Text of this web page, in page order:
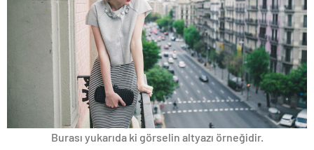
Burası yukarıda ki görselin altyazı örneğidir.